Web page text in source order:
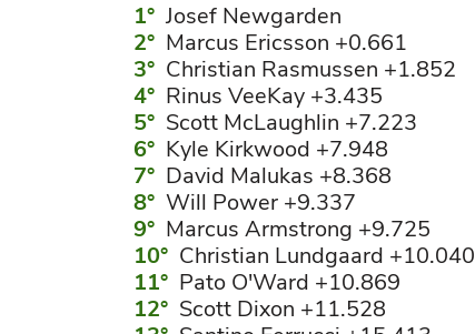
Josef Newgarden
Marcus Ericsson +0.661
Christian Rasmussen +1.852
Rinus VeeKay +3.435
Scott McLaughlin +7.223
Kyle Kirkwood +7.948
David Malukas +8.368
Will Power +9.337
Marcus Armstrong +9.725
Christian Lundgaard +10.040
Pato O'Ward +10.869
Scott Dixon +11.528